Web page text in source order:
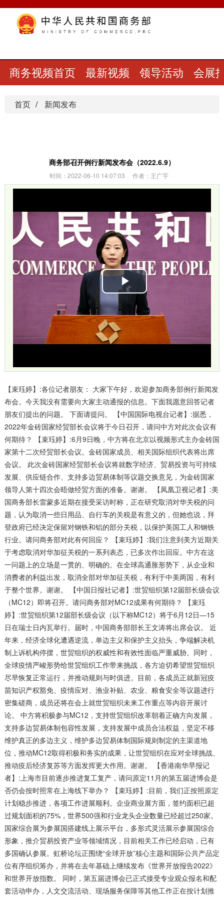
商务视频首页 最新视频 领导活动 会展
首页 新闻发布
商务部召开例行新闻发布会（2022.6.9）
时间：2022-06-10 14:07:03 作者：王广宇
播
放
视
【束珏婷】:各位记者朋友： 大家下午好，欢迎参加商务部例行新闻发
布会。今天我没有需要向大家主动通报的信息。下面我愿意回答记者
朋友们提出的问题。 下面请提问。 【中国国际电视台记者】:据悉，
2022年金砖国家经贸部长会议将于今日召开，请问中方对此次会议有
何期待？ 【束珏婷】:6月9日晚，中方将在北京以视频形式主办金砖国
家第十二次经贸部长会议。金砖国家成员、相关国际组织代表将出席
会议。 此次金砖国家经贸部长会议将就数字经济、贸易投资与可持续
发展、供应链合作、支持多边贸易体制等议题交换意见，为金砖国家
领导人第十四次会晤做经贸方面的准备。谢谢。 【凤凰卫视记者】:美
国商务部长雷蒙多近期在接受采访时称，正在研究取消对华关税的问
题，认为取消一些日用品、自行车的关税是有意义的，但她也说，拜
登政府已经决定保留对钢铁和铝的部分关税，以保护美国工人和钢铁
行业。请问商务部对此有何回应？ 【束珏婷】:我们注意到美方近期关
于考虑取消对华加征关税的一系列表态，已多次作出回应。中方在这
一问题上的立场是一贯的、明确的。在全球高通胀形势下，从企业和
消费者的利益出发，取消全部对华加征关税，有利于中美两国，有利
于整个世界。谢谢。 【中国日报社记者】:世贸组织第12届部长级会议
（MC12）即将召开。请问商务部对MC12成果有何期待？ 【束珏
婷】:世贸组织第12届部长级会议（以下称MC12）将于6月12日—15
日在瑞士日内瓦举行。届时，中国商务部部长王文涛将出席会议。 近
年来，经济全球化遭遇逆流，单边主义和保护主义抬头，争端解决机
制上诉机构停摆，世贸组织的权威性和有效性面临严重威胁。同时，
全球疫情严峻形势给世贸组织工作带来挑战，各方迫切希望世贸组织
尽早恢复正常运行，并推动规则与时俱进。目前，各成员正就新冠疫
苗知识产权豁免、疫情应对、渔业补贴、农业、粮食安全等议题进行
密集磋商，成员还将在会上就世贸组织未来工作重点等内容开展讨
论。 中方将积极参与MC12，支持世贸组织改革朝着正确方向发展，
支持多边贸易体制包容性发展，支持发展中成员合法权益，坚定不移
维护真正的多边主义，维护多边贸易体制国际规则制定的主渠道地
位，推动MC12取得积极和务实的成果，让世贸组织在应对全球挑战、
推动疫后经济复苏等方面发挥更大作用。谢谢。 【香港南华早报记
者】:上海市目前逐步推进复工复产，请问原定11月的第五届进博会是
否仍会按时照常在上海线下举办？ 【束珏婷】:目前，我们正按照原定
计划稳步推进，各项工作进展顺利。企业商业展方面，签约面积已超
过规划面积的75%，世界500强和行业龙头企业数量已经超过250家。
国家综合展为参展国搭建线上展示平台，多形式灵活展示参展国综合
形象，推介贸易投资产业等领域情况，目前相关工作已经启动，已有
多国确认参展。虹桥论坛正围绕“全球开放”核心主题和国际公共产品定
位有序组织筹办，并将在去年基础上继续发布《世界开放报告2022》
和世界开放指数。 同时，第五届进博会已正式接受专业观众报名和配
套活动申办，人文交流活动、现场服务保障等其他工作正在按计划推